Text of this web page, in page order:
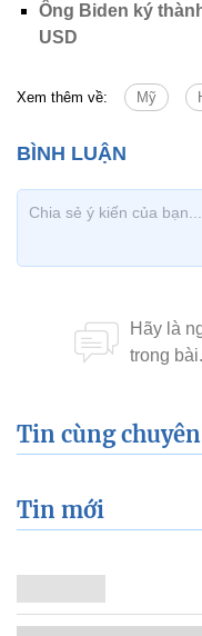
Ông Biden ký
USD
Xem thêm về: Mỹ
Tin cùng
Tin mới